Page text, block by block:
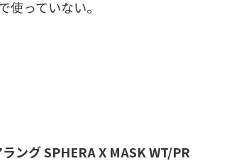
っていない。
ング SPHERA X MASK WT/PR